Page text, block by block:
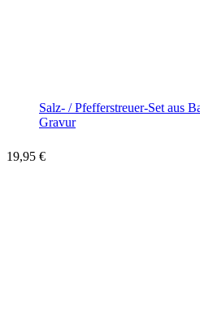
Salz- / Pfefferstreuer-Set aus
Gravur
19,95 €